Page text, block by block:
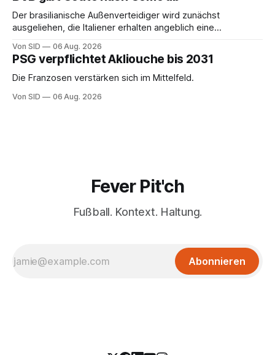
Der brasilianische Außenverteidiger wird zunächst
ausgeliehen, die Italiener erhalten angeblich eine
Von SID 06 Aug. 2026
PSG verpflichtet Akliouche bis 2031
Die Franzosen verstärken sich im Mittelfeld.
Von SID 06 Aug. 2026
Fever Pit'ch
Fußball. Kontext. Haltung.
Abonnieren